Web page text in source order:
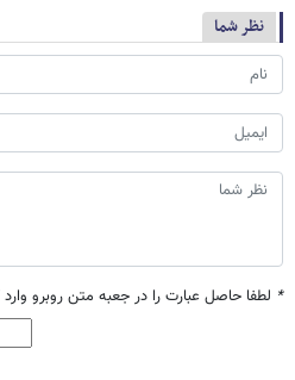
نظر شما
* لطفا حاصل عبارت را در جعبه متن روبرو وارد